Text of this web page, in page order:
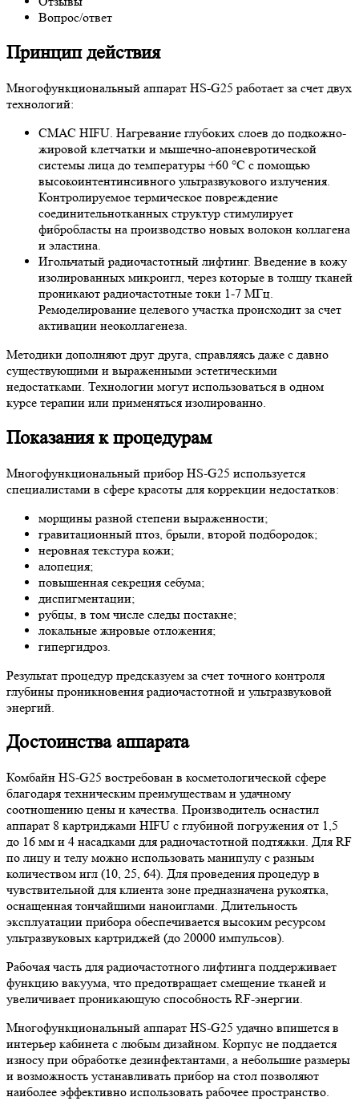
Вопрос/ответ
Принцип действия
Многофункциональный аппарат HS-G25 работает за счет двух
технологий:
СМАС HIFU. Нагревание глубоких слоев до подкожно-
жировой клетчатки и мышечно-апоневротической
системы лица до температуры +60 °С с помощью
высокоинтентинсивного ультразвукового излучения.
Контролируемое термическое повреждение
соединительнотканных структур стимулирует
фибробласты на производство новых волокон коллагена
и эластина.
Игольчатый радиочастотный лифтинг. Введение в кожу
изолированных микроигл, через которые в толщу тканей
проникают радиочастотные токи 1-7 МГц.
Ремоделирование целевого участка происходит за счет
активации неоколлагенеза.
Методики дополняют друг друга, справляясь даже с давно
существующими и выраженными эстетическими
недостатками. Технологии могут использоваться в одном
курсе терапии или применяться изолированно.
Показания к процедурам
Многофункциональный прибор HS-G25 используется
специалистами в сфере красоты для коррекции недостатков:
морщины разной степени выраженности;
гравитационный птоз, брыли, второй подбородок;
неровная текстура кожи;
алопеция;
повышенная секреция себума;
диспигментации;
рубцы, в том числе следы постакне;
локальные жировые отложения;
гипергидроз.
Результат процедур предсказуем за счет точного контроля
глубины проникновения радиочастотной и ультразвуковой
энергий.
Достоинства аппарата
Комбайн HS-G25 востребован в косметологической сфере
благодаря техническим преимуществам и удачному
соотношению цены и качества. Производитель оснастил
аппарат 8 картриджами HIFU с глубиной погружения от 1,5
до 16 мм и 4 насадками для радиочастотной подтяжки. Для RF
по лицу и телу можно использовать манипулу с разным
количеством игл (10, 25, 64). Для проведения процедур в
чувствительной для клиента зоне предназначена рукоятка,
оснащенная тончайшими наноиглами. Длительность
эксплуатации прибора обеспечивается высоким ресурсом
ультразвуковых картриджей (до 20000 импульсов).
Рабочая часть для радиочастотного лифтинга поддерживает
функцию вакуума, что предотвращает смещение тканей и
увеличивает проникающую способность RF-энергии.
Многофункциональный аппарат HS-G25 удачно впишется в
интерьер кабинета с любым дизайном. Корпус не поддается
износу при обработке дезинфектантами, а небольшие размеры
и возможность устанавливать прибор на стол позволяют
наиболее эффективно использовать рабочее пространство.